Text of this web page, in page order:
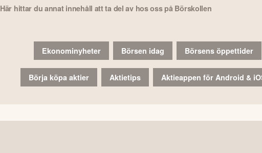
Här hittar du annat innehåll att ta del av hos oss på Börskollen
Ekonominyheter Börsen idag Börsens öppettider
Börja köpa aktier Aktietips Aktieappen för Android &